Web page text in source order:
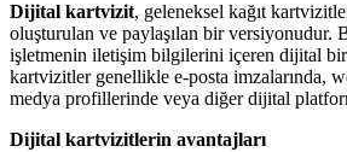
Dijital kartvizit, geleneksel kağıt
oluşturulan ve paylaşılan bir versiyonudur.
işletmenin iletişim bilgilerini içeren dijital bir
kartvizitler genellikle e-posta imzalarında,
medya profillerinde veya diğer dijital
Dijital kartvizitlerin avantajları